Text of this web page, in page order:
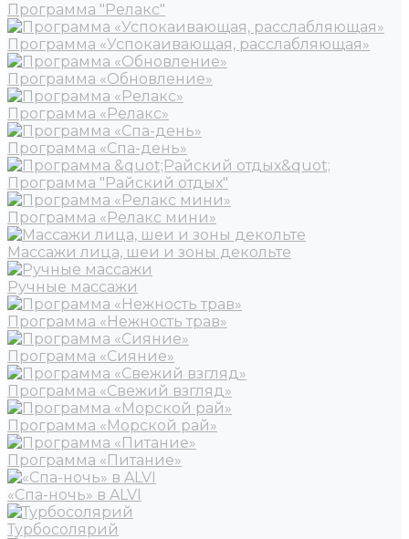
Программа "Релакс"
Программа «Успокаивающая, расслабляющая»
Программа «Обновление»
Программа «Релакс»
Программа «Спа-день»
Программа "Райский отдых"
Программа «Релакс мини»
Массажи лица, шеи и зоны декольте
Ручные массажи
Программа «Нежность трав»
Программа «Сияние»
Программа «Свежий взгляд»
Программа «Морской рай»
Программа «Питание»
«Спа-ночь» в ALVI
Турбосолярий